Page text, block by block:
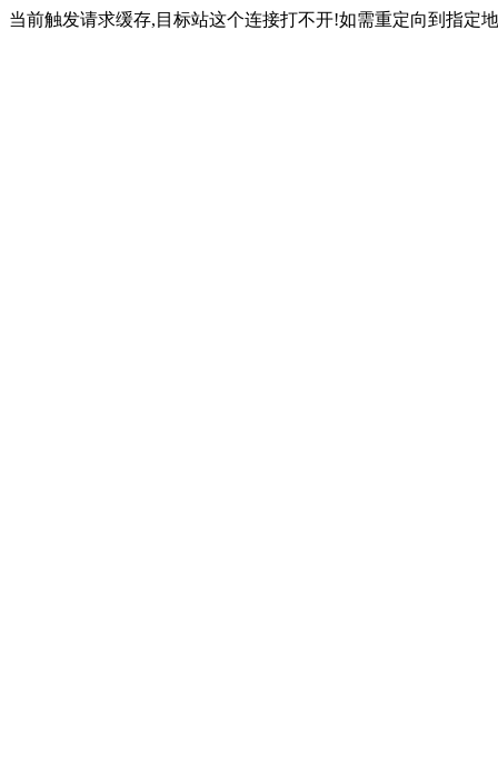
当前触发请求缓存,目标站这个连接打不开!如需重定向到指定